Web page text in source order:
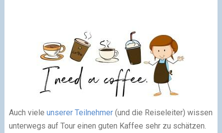
Auch viele unserer Teilnehmer(und die Reiseleiter) wissen
unterwegs auf Tour einen guten Kaffee sehr zu schätzen.